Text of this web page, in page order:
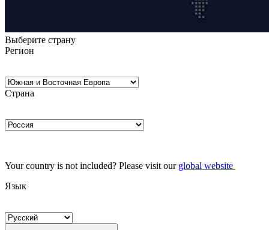
Выберите страну
Регион
Страна
Your country is not included? Please visit our global website
Язык